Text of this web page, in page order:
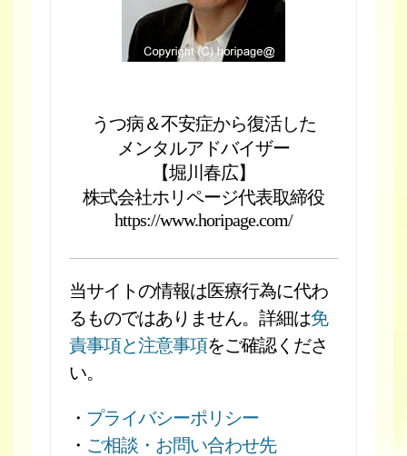
うつ病＆不安症から復活した
メンタルアドバイザー
【堀川春広】
株式会社ホリページ代表取締役
https://www.horipage.com/
当サイトの情報は医療行為に代わ
るものではありません。詳細は免
責事項と注意事項をご確認くださ
い。
・ プライバシーポリシー
・ ご相談・お問い合わせ先